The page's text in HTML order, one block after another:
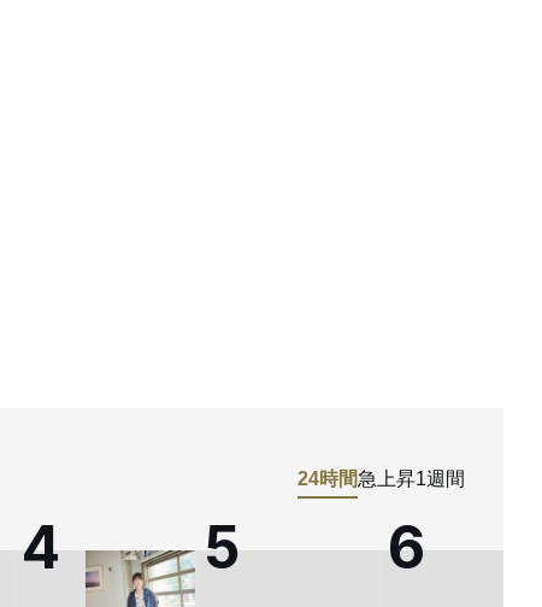
24時間急上昇1週間